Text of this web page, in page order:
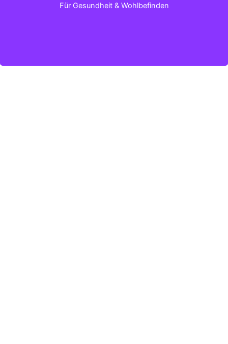
Für Gesundheit & Wohlbefinden